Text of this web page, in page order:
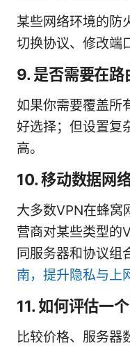
某些网络环境的防
切换协议、修改端
9. 是否需要在路
如果你需要覆盖所
好选择；但设置复
高。
10. 移动数据网
大多数VPN在蜂窝
营商对某些类型的
同服务器和协议组
南，提升隐私与上
11. 如何评估一
比较价格、服务器